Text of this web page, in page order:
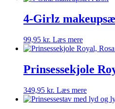
4-Girlz
99,95 kr. Læs mere
Prinsessekjole
349,95 kr. Læs mere